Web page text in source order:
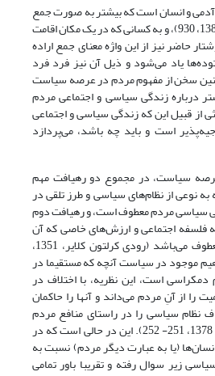
آدمی و انسان است که بیشتر به صورت جمع
بکار برده می‌شود (عمید، 1389، 930)، و به کسانی که در یک مکان اقامت
حاضر نیز از این واژه معنای جمع اراده
یاد می‌شود و ذیل آن نیز فرد فرد
سخن از مفهوم مردم در عرصه سیاست
درباره زندگی سیاسی و اجتماعی مردم
از قبیل این که زندگی سیاسی و اجتماعی
است و باید چه باشد، می‌پردازد
سیاست، در مجموع دو رهیافت مهم
نوعی از نظام‌های سیاسی و طرز تلقی در
مردم معطوف است، و رهیافت دوم
فلسفه اجتماعی و ارزش‌های خاصی که آن
ایدئولوژی ایجاب می‌کند معطوف می‌باشد (رودی کرلتون کلایر، 1351،
موجود در سیاست آنچه که مستقیما در
دمکراسی است، این نظریه، با اختلاف در
را از آنِ مردم می‌داند و آنها را حاکمان
نظام سیاسی را در راستای منافع مردم
تبیین می‌نماید (میراحمدی، 1378، 251- 252). این در حالی است که در
(یا به عبارت دیگر مردم) نسبت به
زیر سوال رفته و تقریبا باور تمامی